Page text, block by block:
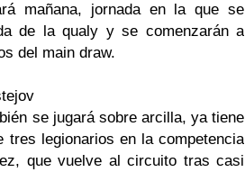
mañana, jornada en la que se
de la qualy y se comenzarán a
del main draw.
se jugará sobre arcilla, ya tiene
tres legionarios en la competencia
, que vuelve al circuito tras casi